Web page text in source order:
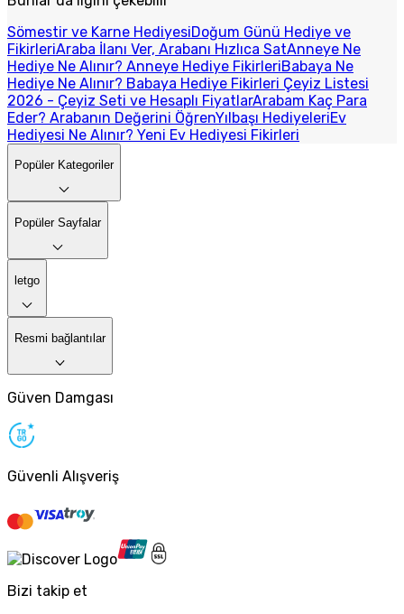
Sömestir ve Karne HediyesiDoğum Günü Hediye ve
FikirleriAraba İlanı Ver, Arabanı Hızlıca SatAnneye Ne
Hediye Ne Alınır? Anneye Hediye FikirleriBabaya Ne
Hediye Ne Alınır? Babaya Hediye Fikirleri Çeyiz Listesi
2026 - Çeyiz Seti ve Hesaplı FiyatlarArabam Kaç Para
Eder? Arabanın Değerini ÖğrenYılbaşı HediyeleriEv
Hediyesi Ne Alınır? Yeni Ev Hediyesi Fikirleri
Popüler Kategoriler
Popüler Sayfalar
letgo
Resmi bağlantılar
Güven Damgası
Güvenli Alışveriş
Bizi takip et